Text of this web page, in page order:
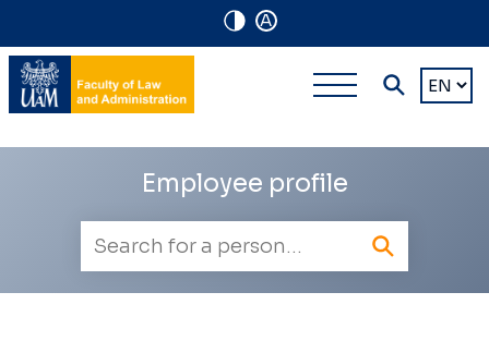
A
Navigation
shortcuts
Main
multi-
level
Choose
Employee profile
search